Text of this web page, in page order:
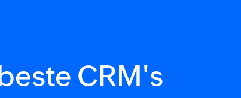
CRM's